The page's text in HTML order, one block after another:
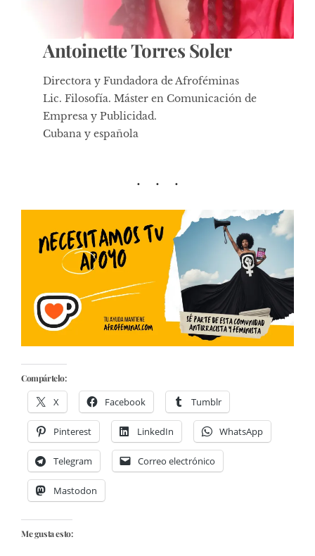
Antoinette Torres Soler
Directora y Fundadora de Afroféminas
Lic. Filosofía. Máster en Comunicación de
Empresa y Publicidad.
Cubana y española
Compártelo:
X Facebook Tumblr
Pinterest LinkedIn WhatsApp
Telegram Correo electrónico
Mastodon
Me gusta esto: